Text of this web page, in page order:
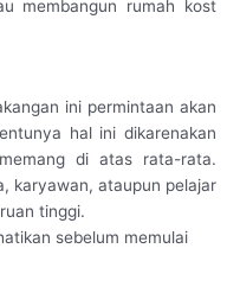
membangun rumah kost
ini permintaan akan
hal ini dikarenakan
di atas rata-rata.
karyawan, ataupun pelajar
tinggi.
sebelum memulai